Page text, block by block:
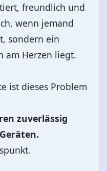
freundlich und
wenn jemand
sondern ein
am Herzen liegt.
ist dieses Problem
zuverlässig